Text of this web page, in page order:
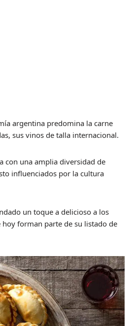
argentina predomina la carne
sus vinos de talla internacional.
con una amplia diversidad de
influenciados por la cultura
un toque a delicioso a los
forman parte de su listado de